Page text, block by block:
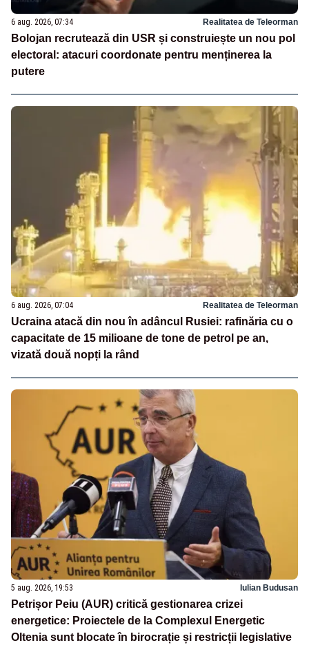
6 aug. 2026, 07:34 Realitatea de Teleorman
Bolojan recrutează din USR și construiește un nou pol
electoral: atacuri coordonate pentru menținerea la
putere
6 aug. 2026, 07:04 Realitatea de Teleorman
Ucraina atacă din nou în adâncul Rusiei: rafinăria cu o
capacitate de 15 milioane de tone de petrol pe an,
vizată două nopți la rând
5 aug. 2026, 19:53 Iulian Budusan
Petrișor Peiu (AUR) critică gestionarea crizei
energetice: Proiectele de la Complexul Energetic
Oltenia sunt blocate în birocrație și restricții legislative